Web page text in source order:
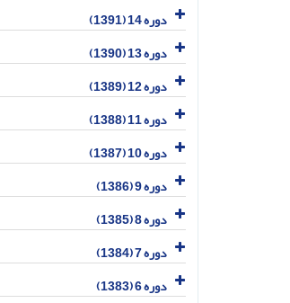
دوره 14 (1391)
دوره 13 (1390)
دوره 12 (1389)
دوره 11 (1388)
دوره 10 (1387)
دوره 9 (1386)
دوره 8 (1385)
دوره 7 (1384)
دوره 6 (1383)